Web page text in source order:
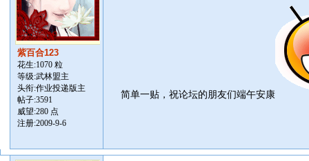
紫百合123
花生:1070 粒
等级:武林盟主
头衔:作业投递版主
帖子:3591
威望:280 点
注册:2009-9-6
简单一贴，祝论坛的朋友们端午安康